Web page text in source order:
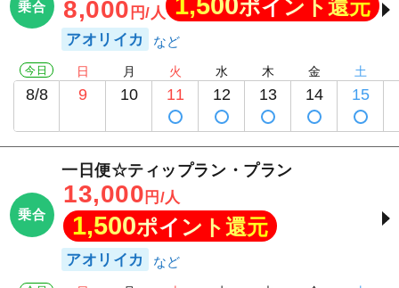
乗合 8,000 円/人 ポイント還元
アオリイカ
今日
8/8
日
9
月
10
火
11
水
12
木
13
金
14
土
15
乗合
一日便☆ティップラン・プラン
13,000 円/人
1,500ポイント還元
アオリイカ